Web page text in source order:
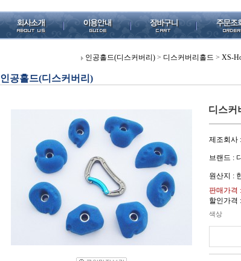
인공홀드(디스커버리) > 디스커버리홀드 > XS-
인공홀드(디스커버리)
디스커
제조회사
브랜드 :
원산지 :
판매가격 :
할인가격 :
색상